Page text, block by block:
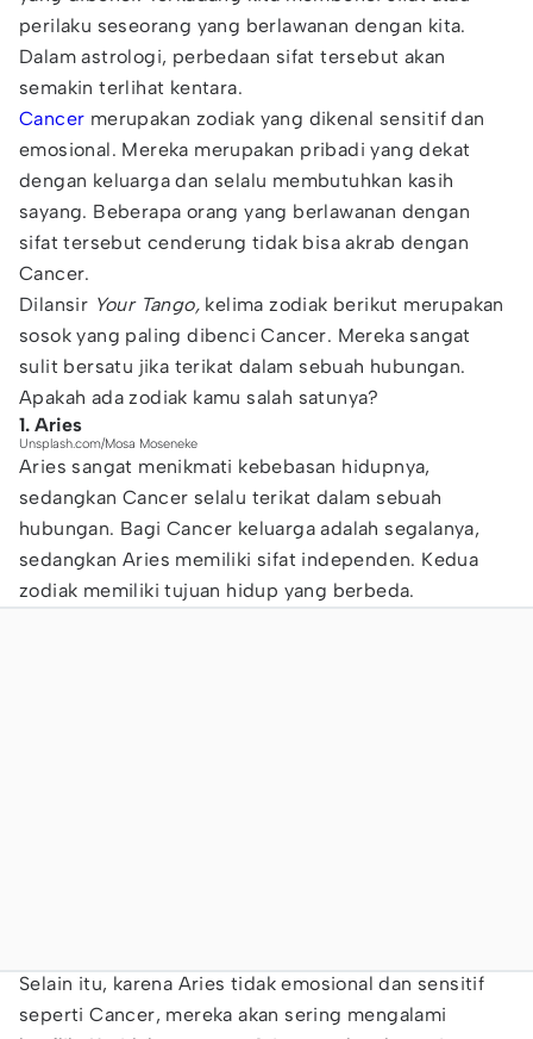
perilaku seseorang yang berlawanan dengan kita.
Dalam astrologi, perbedaan sifat tersebut akan
semakin terlihat kentara.
Cancer merupakan zodiak yang dikenal sensitif dan
emosional. Mereka merupakan pribadi yang dekat
dengan keluarga dan selalu membutuhkan kasih
sayang. Beberapa orang yang berlawanan dengan
sifat tersebut cenderung tidak bisa akrab dengan
Cancer.
Dilansir Your Tango, kelima zodiak berikut merupakan
sosok yang paling dibenci Cancer. Mereka sangat
sulit bersatu jika terikat dalam sebuah hubungan.
Apakah ada zodiak kamu salah satunya?
1. Aries
Unsplash.com/Mosa Moseneke
Aries sangat menikmati kebebasan hidupnya,
sedangkan Cancer selalu terikat dalam sebuah
hubungan. Bagi Cancer keluarga adalah segalanya,
sedangkan Aries memiliki sifat independen. Kedua
zodiak memiliki tujuan hidup yang berbeda.
Selain itu, karena Aries tidak emosional dan sensitif
seperti Cancer, mereka akan sering mengalami